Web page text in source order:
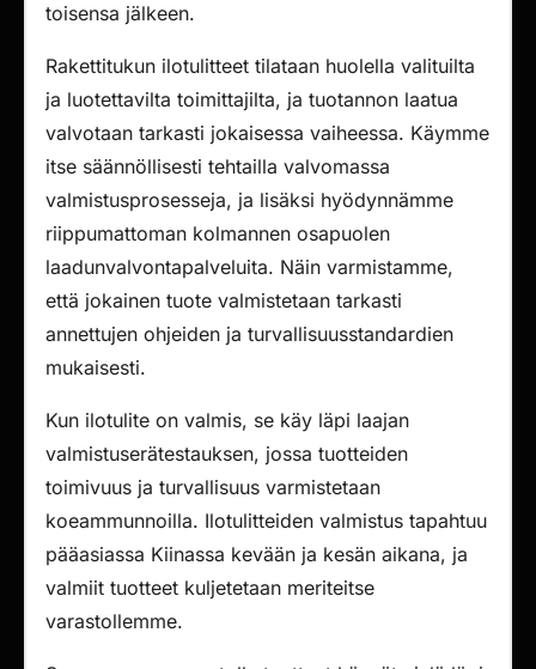
toisensa jälkeen.
Rakettitukun ilotulitteet tilataan huolella valituilta
ja luotettavilta toimittajilta, ja tuotannon laatua
valvotaan tarkasti jokaisessa vaiheessa. Käymme
itse säännöllisesti tehtailla valvomassa
valmistusprosesseja, ja lisäksi hyödynnämme
riippumattoman kolmannen osapuolen
laadunvalvontapalveluita. Näin varmistamme,
että jokainen tuote valmistetaan tarkasti
annettujen ohjeiden ja turvallisuusstandardien
mukaisesti.
Kun ilotulite on valmis, se käy läpi laajan
valmistuserätestauksen, jossa tuotteiden
toimivuus ja turvallisuus varmistetaan
koeammunnoilla. Ilotulitteiden valmistus tapahtuu
pääasiassa Kiinassa kevään ja kesän aikana, ja
valmiit tuotteet kuljetetaan meriteitse
varastollemme.